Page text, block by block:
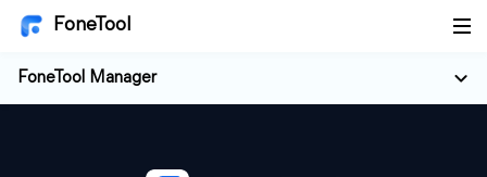
FoneTool
FoneTool Manager